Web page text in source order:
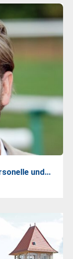
und…